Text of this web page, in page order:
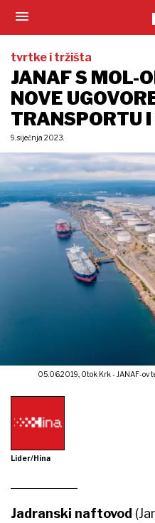
tvrtke i tržišta
JANAF S MOL-
NOVE
TRANSPORTU
9. siječnja 2023.
05.06.2019., Otok Krk - JANAF-ov
Lider/Hina
Jadranski naftovod